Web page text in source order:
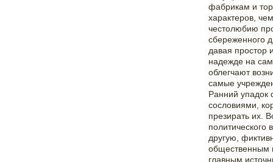
фабрикам и
характеров,
честолюбию
сбереженного
давая простор
надежде на
облегчают
самые
Ранний упадок
сословиями,
презирать их.
политического
другую,
общественным
главным